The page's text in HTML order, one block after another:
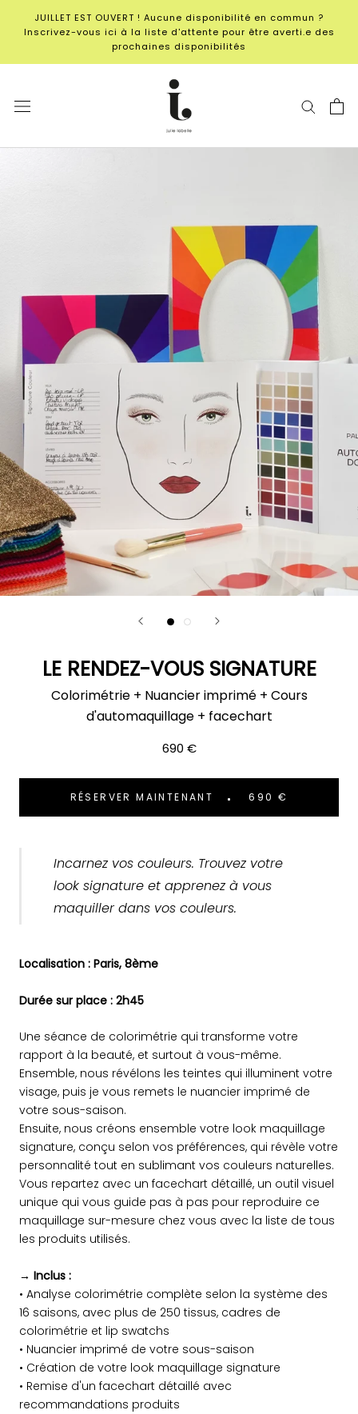
JUILLET EST OUVERT ! Aucune disponibilité en commun ?
Inscrivez-vous ici à la liste d'attente pour être averti.e des
prochaines disponibilités
LE RENDEZ-VOUS SIGNATURE
Colorimétrie + Nuancier imprimé + Cours
d'automaquillage + facechart
690 €
RÉSERVER MAINTENANT 690 €
Incarnez vos couleurs. Trouvez votre
look signature et apprenez à vous
maquiller dans vos couleurs.
Localisation : Paris, 8ème
Durée sur place : 2h45
Une séance de colorimétrie qui transforme votre
rapport à la beauté, et surtout à vous-même.
Ensemble, nous révélons les teintes qui illuminent votre
visage, puis je vous remets le nuancier imprimé de
votre sous-saison.
Ensuite, nous créons ensemble votre look maquillage
signature, conçu selon vos préférences, qui révèle votre
personnalité tout en sublimant vos couleurs naturelles.
Vous repartez avec un facechart détaillé, un outil visuel
unique qui vous guide pas à pas pour reproduire ce
maquillage sur-mesure chez vous avec la liste de tous
les produits utilisés.
→ Inclus :
• Analyse colorimétrie complète selon la système des
16 saisons, avec plus de 250 tissus, cadres de
colorimétrie et lip swatchs
• Nuancier imprimé de votre sous-saison
• Création de votre look maquillage signature
• Remise d'un facechart détaillé avec
recommandations produits